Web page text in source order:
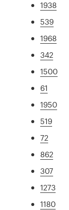
1938
539
1968
342
1500
61
1950
519
72
862
307
1273
1180